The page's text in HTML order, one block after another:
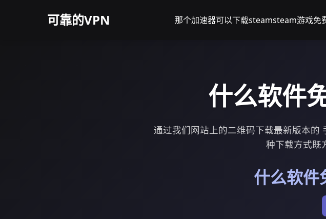
可靠的VPN 那个加速器可以下载steamsteam游戏免
什么软件
通过我们网站上的二维码下载最新版本的
种下载方式既
什么软